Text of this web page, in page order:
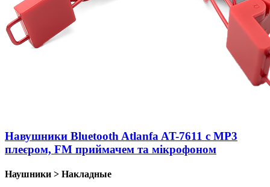
Навушники Bluetooth Atlanfa AT-7611 c MP3
плеєром, FM приймачем та мікрофоном
Наушники > Накладные